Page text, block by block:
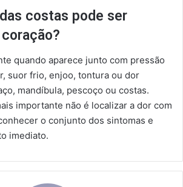
costas pode ser
quando aparece junto com pressão
suor frio, enjoo, tontura ou dor
mandíbula, pescoço ou costas.
importante não é localizar a dor com
o conjunto dos sintomas e
imediato.